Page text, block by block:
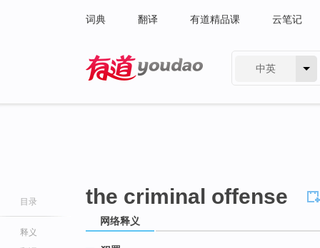
词典 翻译 有道精品课 云笔记
中英
目录
释义
the criminal offense
网络释义